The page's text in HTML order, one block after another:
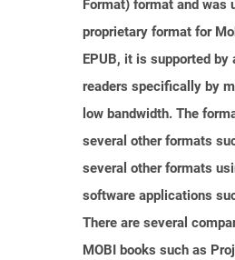
Format) format and was
proprietary format for
EPUB, it is supported
readers specifically by
low bandwidth. The
several other formats
several other formats
software applications
There are several
MOBI books such as